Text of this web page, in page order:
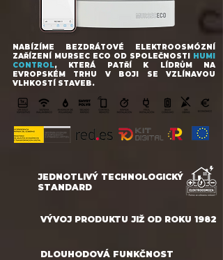
NABÍZÍME BEZDRÁTOVÉ ELEKTROOSMÓZNÍ
ZAŘÍZENÍ MURSEC ECO OD SPOLEČNOSTI HUMI
CONTROL, KTERÁ PATŘÍ K LÍDRŮM NA
EVROPSKÉM TRHU V BOJI SE VZLÍNAVOU
VLHKOSTÍ STAVEB.
JEDNOTLIVÝ TECHNOLOGICKÝ
STANDARD
VÝVOJ PRODUKTU JIŽ OD ROKU 1982
DLOUHODOVÁ FUNKČNOST